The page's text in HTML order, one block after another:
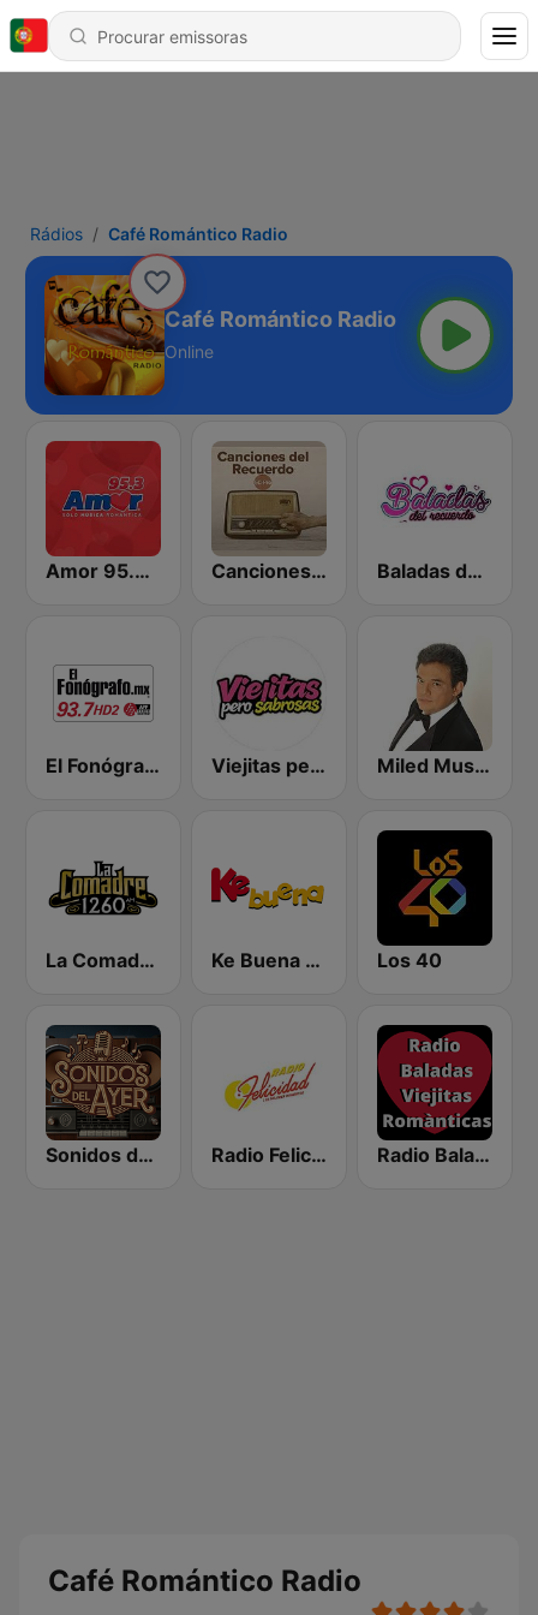
Rádios Café Romántico Radio
Café Romántico Radio
Online
Amor 95.3 FM Canciones del Recuerdo DJec Baladas del Recuerdo
El Fonógrafo HD2 Viejitas pero Sabrosas Radio Miled Music José José
La Comadre 1260 AM Ke Buena 92.9 FM Los 40
Sonidos del Ayer Radio Felicidad 1180 AM Radio Baladas Viejitas Románticas
Café Romántico Radio